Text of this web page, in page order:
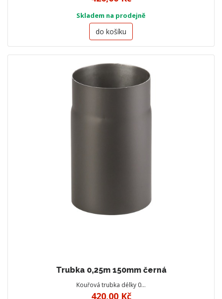
Skladem na prodejně
do košíku
Trubka 0,25m 150mm černá
Kouřová trubka délky 0…
420,00 Kč